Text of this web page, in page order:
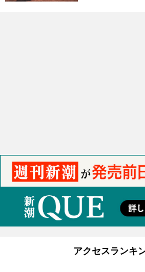
アクセスランキ